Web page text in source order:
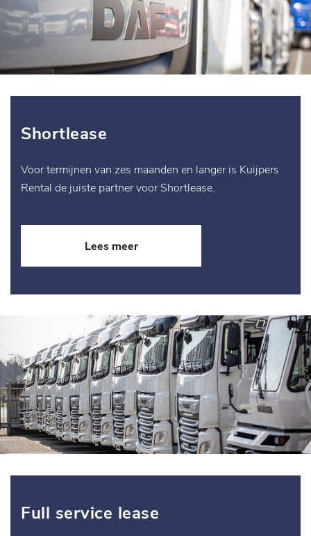
Shortlease
Voor termijnen van zes maanden en langer is Kuijpers
Rental de juiste partner voor Shortlease.
Lees meer
Full service lease